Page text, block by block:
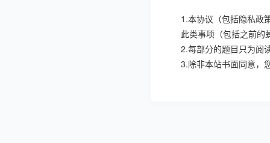
1.本协议（包括隐私政
此类事项（包括之前的
2.每部分的题目只为阅
3.除非本站书面同意，